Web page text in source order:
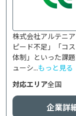
株式会社アルテニ
ピード不足」「コ
体制」といった課
ューシ...もっと見る
対応エリア全国
企業詳